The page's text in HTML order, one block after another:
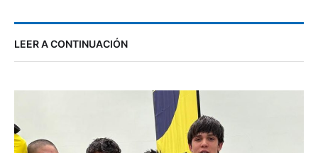
LEER A CONTINUACIÓN